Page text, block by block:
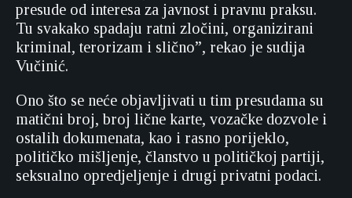
presude od interesa za javnost i pravnu praksu.
Tu svakako spadaju ratni zločini, organizirani
kriminal, terorizam i slično”, rekao je sudija
Vučinić.
Ono što se neće objavljivati u tim presudama su
matični broj, broj lične karte, vozačke dozvole i
ostalih dokumenata, kao i rasno porijeklo,
političko mišljenje, članstvo u političkoj partiji,
seksualno opredjeljenje i drugi privatni podaci.